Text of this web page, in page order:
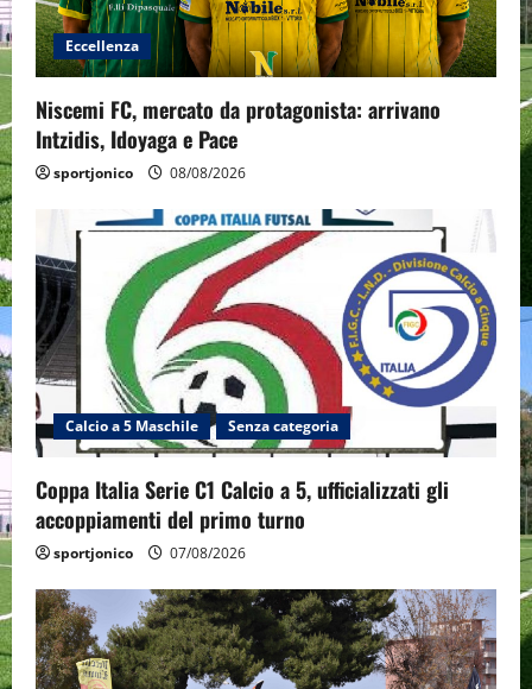
Eccellenza
Niscemi FC, mercato da protagonista: arrivano
Intzidis, Idoyaga e Pace
sportjonico 08/08/2026
Calcio a 5 Maschile Senza categoria
Coppa Italia Serie C1 Calcio a 5, ufficializzati gli
accoppiamenti del primo turno
sportjonico 07/08/2026